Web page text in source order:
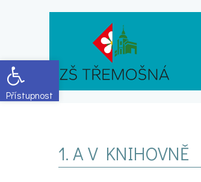
Open toolbar
1. A V KNIHOVNĚ